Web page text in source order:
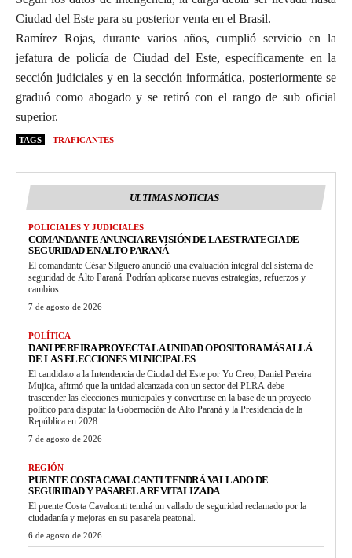
Ciudad del Este para su posterior venta en el Brasil.
Ramírez Rojas, durante varios años, cumplió servicio en la
jefatura de policía de Ciudad del Este, específicamente en la
sección judiciales y en la sección informática, posteriormente se
graduó como abogado y se retiró con el rango de sub oficial
superior.
TAGS TRAFICANTES
ULTIMAS NOTICIAS
POLICIALES Y JUDICIALES
COMANDANTE ANUNCIA REVISIÓN DE LA ESTRATEGIA DE
SEGURIDAD EN ALTO PARANÁ
El comandante César Silguero anunció una evaluación integral del sistema de
seguridad de Alto Paraná. Podrían aplicarse nuevas estrategias, refuerzos y
cambios.
7 de agosto de 2026
POLÍTICA
DANI PEREIRA PROYECTA LA UNIDAD OPOSITORA MÁS ALLÁ
DE LAS ELECCIONES MUNICIPALES
El candidato a la Intendencia de Ciudad del Este por Yo Creo, Daniel Pereira
Mujica, afirmó que la unidad alcanzada con un sector del PLRA debe
trascender las elecciones municipales y convertirse en la base de un proyecto
político para disputar la Gobernación de Alto Paraná y la Presidencia de la
República en 2028.
7 de agosto de 2026
REGIÓN
PUENTE COSTA CAVALCANTI TENDRÁ VALLADO DE
SEGURIDAD Y PASARELA REVITALIZADA
El puente Costa Cavalcanti tendrá un vallado de seguridad reclamado por la
ciudadanía y mejoras en su pasarela peatonal.
6 de agosto de 2026